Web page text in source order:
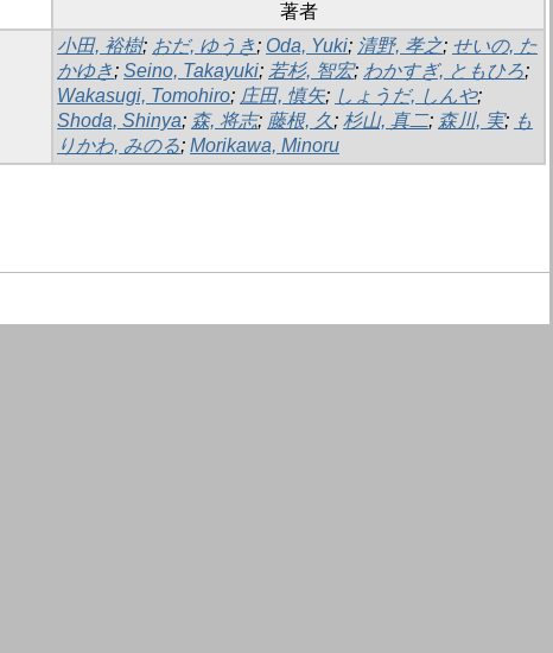
著者
小田, 裕樹; おだ, ゆうき; Oda, Yuki; 清野, 孝之; せいの, た
かゆき; Seino, Takayuki; 若杉, 智宏; わかすぎ, ともひろ;
Wakasugi, Tomohiro; 庄田, 慎矢; しょうだ, しんや;
Shoda, Shinya; 森, 将志; 藤根, 久; 杉山, 真二; 森川, 実; も
りかわ, みのる; Morikawa, Minoru